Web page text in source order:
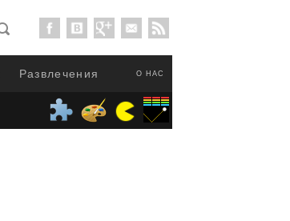
О НАС
Развлечения